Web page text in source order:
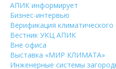
АПИК информирует
Бизнес-интервью
Верификация
Вестник УКЦ АПИК
Вне офиса
Выставка «МИР КЛИМАТА»
Инженерные системы